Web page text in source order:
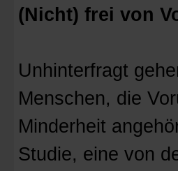
(Nicht) frei von
Unhinterfragt
Menschen, die
Minderheit
Studie, eine von